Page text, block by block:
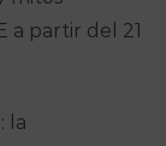
a partir del 21
la